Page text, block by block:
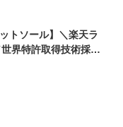
トソール】＼楽天ラ
界特許取得技術採用
ダイエットソール 健